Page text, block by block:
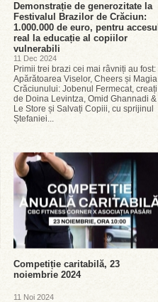
Demonstrație de generozitate la
Festivalul Brazilor de Crăciun:
1.000.000 de euro, pentru accesul
real la educație al copiilor
vulnerabili
11 Dec 2024
Primii trei brazi cei mai râvniți au fost:
Apărătoarea Viselor, Cheers și Magia
Crăciunului: Jobenul Fermecat, creați
de Doina Levintza, Omid Ghannadi &
Le Store și Salvați Copiii, cu sprijinul
Ștefaniei...
Competiție caritabilă, 23
noiembrie 2024
11 Noi 2024